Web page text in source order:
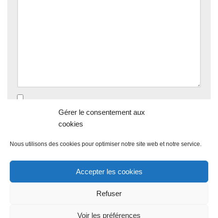
Gérer le consentement aux
cookies
Nous utilisons des cookies pour optimiser notre site web et notre service.
Accepter les cookies
Refuser
Voir les préférences
Enregistrer mon nom, mon e-mail et mon site dans le
navigateur pour mon prochain commentaire.